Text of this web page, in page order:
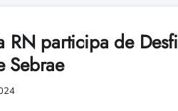
RN participa de
Sebrae